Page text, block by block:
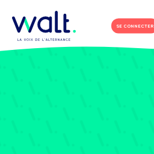
SE CONNECTER